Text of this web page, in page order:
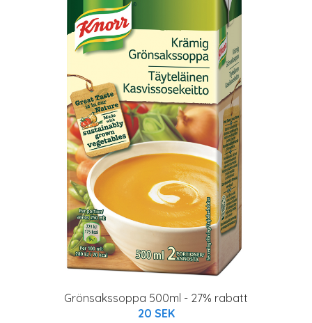
Grönsakssoppa 500ml - 27% rabatt
20 SEK